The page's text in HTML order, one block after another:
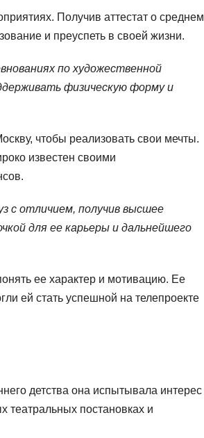
Получив аттестат о среднем
и преуспеть в своей жизни.
по художественной
физическую форму и
чтобы реализовать свои мечты.
известен своими
с отличием, получив высшее
для ее карьеры и дальнейшего
ее характер и мотивацию. Ее
ей стать успешной на телепроекте
детства она испытывала интерес
театральных постановках и